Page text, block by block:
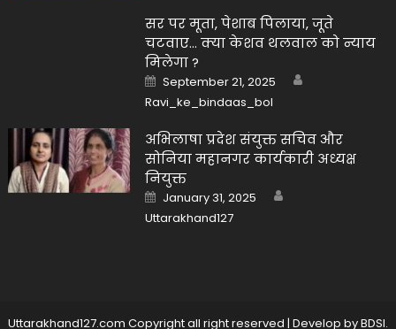
सर पर मूता, पेशाब पिलाया, जूते
चटवाए… क्या केशव थलवाल को न्याय
मिलेगा ?
Posted
on
September 21, 2025
Ravi_ke_bindaas_bol
अभिलाषा प्रदेश संयुक्त सचिव और
सोनिया महानगर कार्यकारी अध्यक्ष
नियुक्त
Posted
on
January 31, 2025
Uttarakhand127
Uttarakhand127.com Copyright all right reserved | Develop byBDSI.